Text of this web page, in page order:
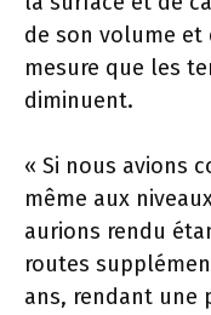
de son volume et
mesure que les
diminuent.
« Si nous avions
même aux
aurions rendu
routes
ans, rendant une